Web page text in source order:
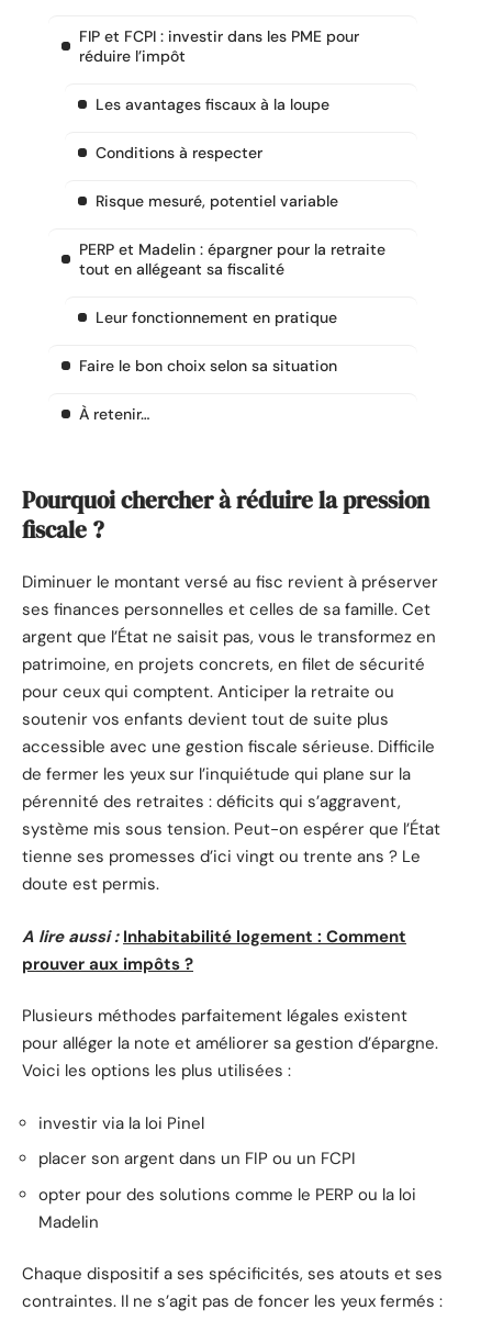
FIP et FCPI : investir dans les PME pour
réduire l’impôt
Les avantages fiscaux à la loupe
Conditions à respecter
Risque mesuré, potentiel variable
PERP et Madelin : épargner pour la retraite
tout en allégeant sa fiscalité
Leur fonctionnement en pratique
Faire le bon choix selon sa situation
À retenir…
Pourquoi chercher à réduire la pression
fiscale ?
Diminuer le montant versé au fisc revient à préserver
ses finances personnelles et celles de sa famille. Cet
argent que l’État ne saisit pas, vous le transformez en
patrimoine, en projets concrets, en filet de sécurité
pour ceux qui comptent. Anticiper la retraite ou
soutenir vos enfants devient tout de suite plus
accessible avec une gestion fiscale sérieuse. Difficile
de fermer les yeux sur l’inquiétude qui plane sur la
pérennité des retraites : déficits qui s’aggravent,
système mis sous tension. Peut-on espérer que l’État
tienne ses promesses d’ici vingt ou trente ans ? Le
doute est permis.
A lire aussi : Inhabitabilité logement : Comment
prouver aux impôts ?
Plusieurs méthodes parfaitement légales existent
pour alléger la note et améliorer sa gestion d’épargne.
Voici les options les plus utilisées :
investir via la loi Pinel
placer son argent dans un FIP ou un FCPI
opter pour des solutions comme le PERP ou la loi
Madelin
Chaque dispositif a ses spécificités, ses atouts et ses
contraintes. Il ne s’agit pas de foncer les yeux fermés :